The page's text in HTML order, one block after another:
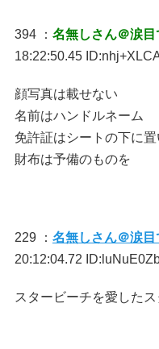
394 ： 名無しさん＠涙目
18:22:50.45
顔写真は載せない
名前はハンドルネーム
免許証はシートの下に置
財布は予備のものを
229 ： 名無しさん＠涙目
20:12:04.72
スタービーチを愛した